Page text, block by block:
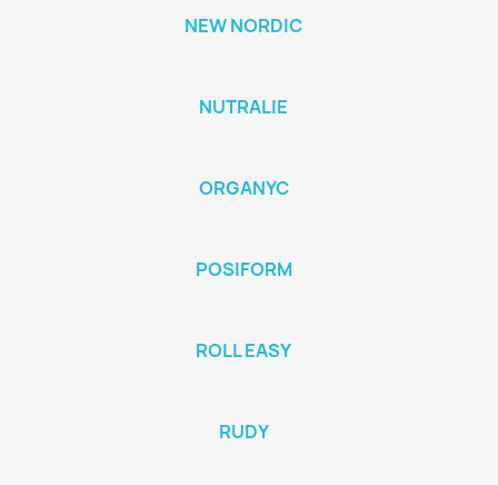
NEW NORDIC
NUTRALIE
ORGANYC
POSIFORM
ROLL EASY
RUDY